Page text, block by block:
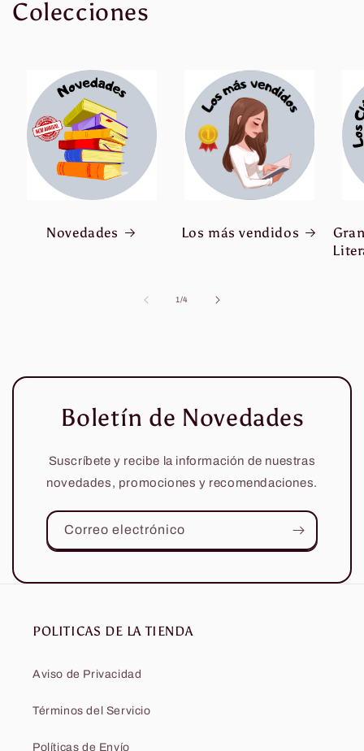
Colecciones
Novedades Los más vendidos
1/de
4
Boletín de Novedades
Suscríbete y recibe la información de nuestras
novedades, promociones y recomendaciones.
Correo electrónico
POLITICAS DE LA TIENDA
Aviso de Privacidad
Términos del Servicio
Políticas de Envío
Crédito sujeto a aprobación.
¿Tienes dudas? Consulta nuestra